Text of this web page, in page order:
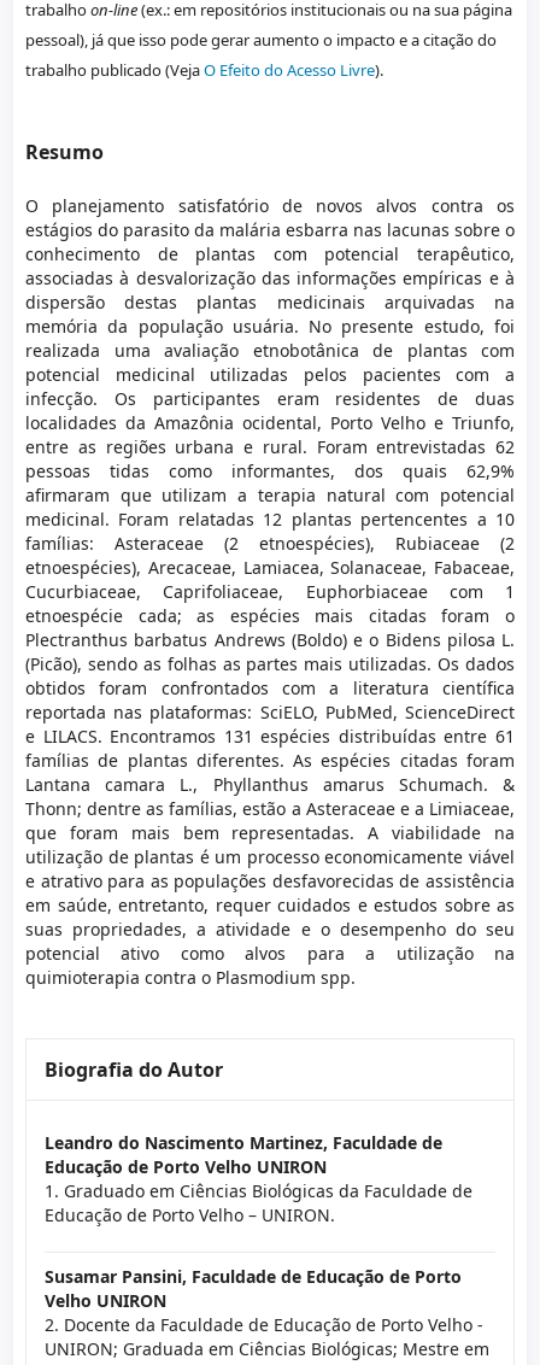
trabalhoon-line(ex.: em repositórios institucionais ou na sua página
pessoal), já que isso pode gerar aumento o impacto e a citação do
trabalho publicado (VejaO Efeito do Acesso Livre).
Resumo
O planejamento satisfatório de novos alvos contra os
estágios do parasito da malária esbarra nas lacunas sobre o
conhecimento de plantas com potencial terapêutico,
associadas à desvalorização das informações empíricas e à
dispersão destas plantas medicinais arquivadas na
memória da população usuária. No presente estudo, foi
realizada uma avaliação etnobotânica de plantas com
potencial medicinal utilizadas pelos pacientes com a
infecção. Os participantes eram residentes de duas
localidades da Amazônia ocidental, Porto Velho e Triunfo,
entre as regiões urbana e rural. Foram entrevistadas 62
pessoas tidas como informantes, dos quais 62,9%
afirmaram que utilizam a terapia natural com potencial
medicinal. Foram relatadas 12 plantas pertencentes a 10
famílias: Asteraceae (2 etnoespécies), Rubiaceae (2
etnoespécies), Arecaceae, Lamiacea, Solanaceae, Fabaceae,
Cucurbiaceae, Caprifoliaceae, Euphorbiaceae com 1
etnoespécie cada; as espécies mais citadas foram o
Plectranthus barbatus Andrews (Boldo) e o Bidens pilosa L.
(Picão), sendo as folhas as partes mais utilizadas. Os dados
obtidos foram confrontados com a literatura científica
reportada nas plataformas: SciELO, PubMed, ScienceDirect
e LILACS. Encontramos 131 espécies distribuídas entre 61
famílias de plantas diferentes. As espécies citadas foram
Lantana camara L., Phyllanthus amarus Schumach. &
Thonn; dentre as famílias, estão a Asteraceae e a Limiaceae,
que foram mais bem representadas. A viabilidade na
utilização de plantas é um processo economicamente viável
e atrativo para as populações desfavorecidas de assistência
em saúde, entretanto, requer cuidados e estudos sobre as
suas propriedades, a atividade e o desempenho do seu
potencial ativo como alvos para a utilização na
quimioterapia contra o Plasmodium spp.
Biografia do Autor
Leandro do Nascimento Martinez, Faculdade de
Educação de Porto Velho UNIRON
1. Graduado em Ciências Biológicas da Faculdade de
Educação de Porto Velho – UNIRON.
Susamar Pansini, Faculdade de Educação de Porto
Velho UNIRON
2. Docente da Faculdade de Educação de Porto Velho -
UNIRON; Graduada em Ciências Biológicas; Mestre em